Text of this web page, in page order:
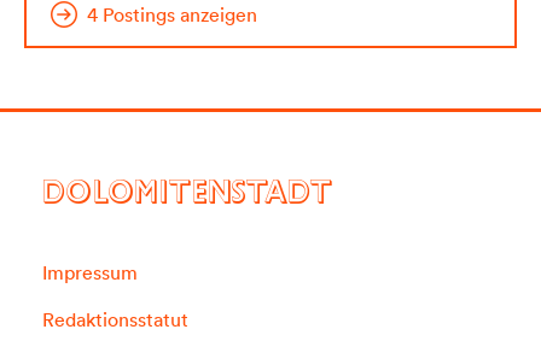
4 Postings anzeigen
DOLOMITENSTADT
Impressum
Redaktionsstatut